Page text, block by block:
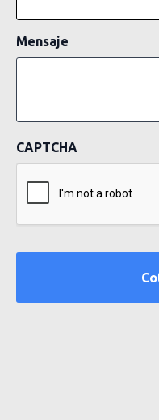
Mensaje
CAPTCHA